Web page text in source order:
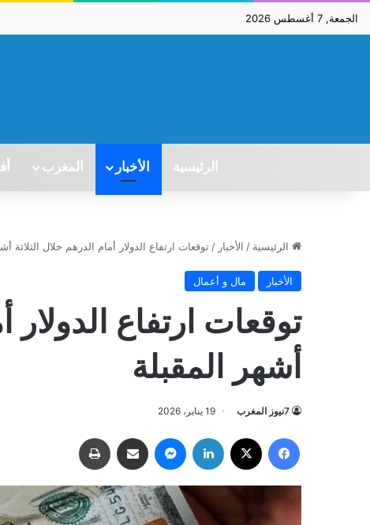
الجمعة, 7 أغسطس 2026
الرئيسية الأخبار المغرب
الرئيسية / الأخبار / توقعات ارتفاع الدولار أمام الدرهم خلال الثلاثة
الأخبار مال و أعمال
توقعات ارتفاع الدولار
أشهر المقبلة
7نيوز المغرب 19 يناير، 2026